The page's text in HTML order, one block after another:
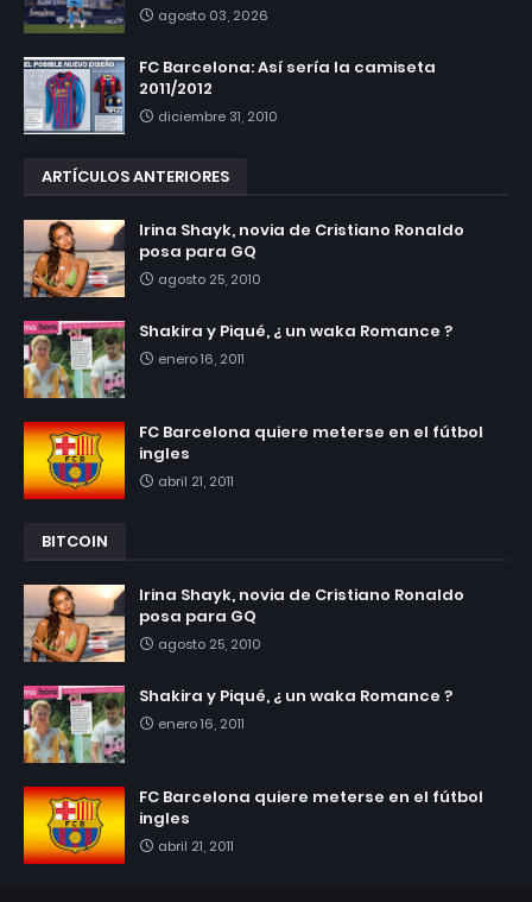
agosto 03, 2026
FC Barcelona: Así sería la camiseta
2011/2012
diciembre 31, 2010
ARTÍCULOS ANTERIORES
Irina Shayk, novia de Cristiano Ronaldo
posa para GQ
agosto 25, 2010
Shakira y Piqué, ¿ un waka Romance ?
enero 16, 2011
FC Barcelona quiere meterse en el fútbol
ingles
abril 21, 2011
BITCOIN
Irina Shayk, novia de Cristiano Ronaldo
posa para GQ
agosto 25, 2010
Shakira y Piqué, ¿ un waka Romance ?
enero 16, 2011
FC Barcelona quiere meterse en el fútbol
ingles
abril 21, 2011